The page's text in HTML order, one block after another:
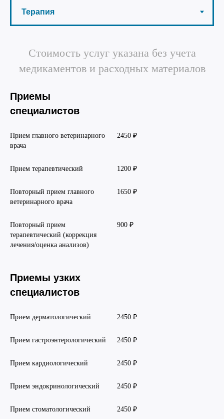
Прием стоматологический
Прием эндокринологический
Лечение хомяков
Лечение шиншилл
Вакцинация хорьков
Стоимость услуг указана без учета
медикаментов и расходных материалов
Приемы
специалистов
Прием главного ветеринарного
врача
2450 ₽
Прием терапевтический 1200 ₽
Повторный прием главного
ветеринарного врача
1650 ₽
Повторный прием
терапевтический (коррекция
лечения/оценка анализов)
900 ₽
Приемы узких
специалистов
Прием дерматологический 2450 ₽
Прием гастроэнтерологический 2450 ₽
Прием кардиологический 2450 ₽
Прием эндокринологический 2450 ₽
Прием стоматологический 2450 ₽